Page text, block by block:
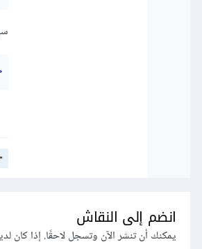
انضم إلى النقاش
يمكنك أن تنشر الآن وتسجل لاحقًا. إذا كان